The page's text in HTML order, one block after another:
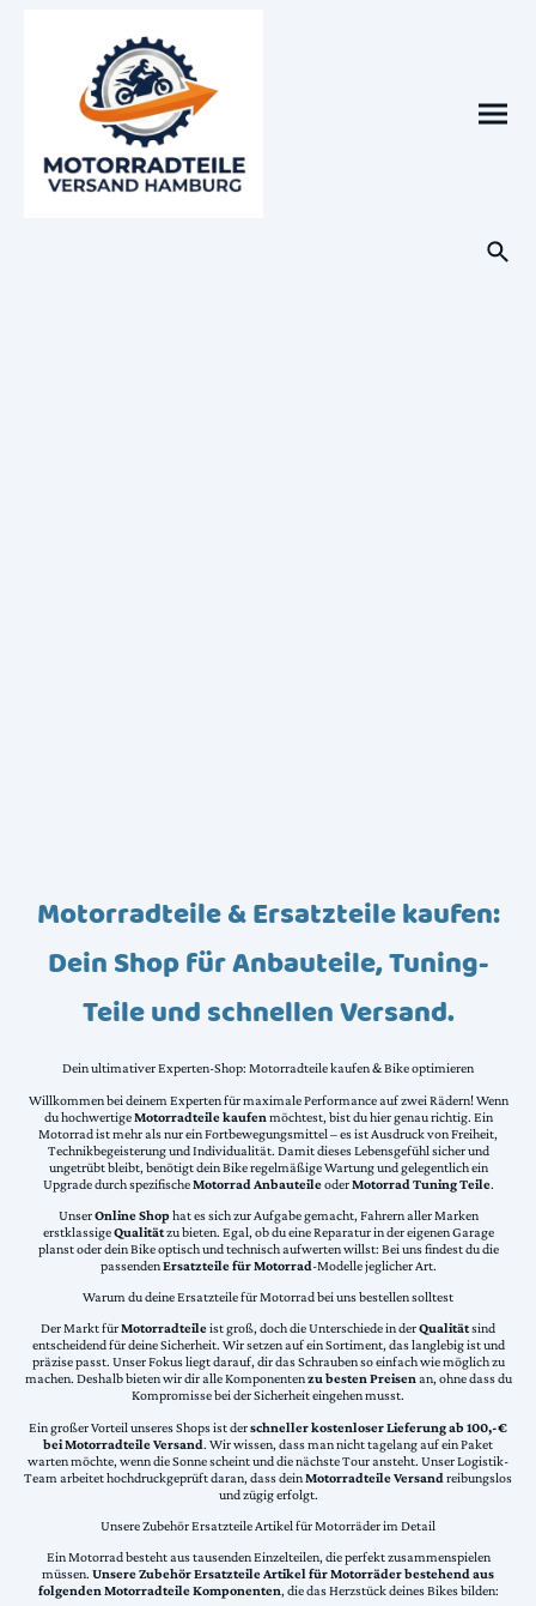
Motorradteile & Ersatzteile kaufen:
Dein Shop für Anbauteile, Tuning-
Teile und schnellen Versand.
Dein ultimativer Experten-Shop: Motorradteile kaufen & Bike optimieren
Willkommen bei deinem Experten für maximale Performance auf zwei Rädern! Wenn
du hochwertigeMotorradteile kaufen möchtest, bist du hier genau richtig. Ein
Motorrad ist mehr als nur ein Fortbewegungsmittel – es ist Ausdruck von Freiheit,
Technikbegeisterung und Individualität. Damit dieses Lebensgefühl sicher und
ungetrübt bleibt, benötigt dein Bike regelmäßige Wartung und gelegentlich ein
Upgrade durch spezifischeMotorrad AnbauteileoderMotorrad Tuning Teile.
UnserOnline Shophat es sich zur Aufgabe gemacht, Fahrern aller Marken
erstklassigeQualitätzu bieten. Egal, ob du eine Reparatur in der eigenen Garage
planst oder dein Bike optisch und technisch aufwerten willst: Bei uns findest du die
passendenErsatzteile für Motorrad-Modelle jeglicher Art.
Warum du deine Ersatzteile für Motorrad bei uns bestellen solltest
Der Markt fürMotorradteileist groß, doch die Unterschiede in derQualitätsind
entscheidend für deine Sicherheit. Wir setzen auf ein Sortiment, das langlebig ist und
präzise passt. Unser Fokus liegt darauf, dir das Schrauben so einfach wie möglich zu
machen. Deshalb bieten wir dir alle Komponentenzu besten Preisenan, ohne dass du
Kompromisse bei der Sicherheit eingehen musst.
Ein großer Vorteil unseres Shops ist derschneller kostenloser Lieferung ab 100,-€
bei Motorradteile Versand. Wir wissen, dass man nicht tagelang auf ein Paket
warten möchte, wenn die Sonne scheint und die nächste Tour ansteht. Unser Logistik-
Team arbeitet hochdruckgeprüft daran, dass deinMotorradteile Versand reibungslos
und zügig erfolgt.
Unsere Zubehör Ersatzteile Artikel für Motorräder im Detail
Ein Motorrad besteht aus tausenden Einzelteilen, die perfekt zusammenspielen
müssen. Unsere Zubehör Ersatzteile Artikel für Motorräder bestehend aus
folgenden Motorradteile Komponenten, die das Herzstück deines Bikes bilden: